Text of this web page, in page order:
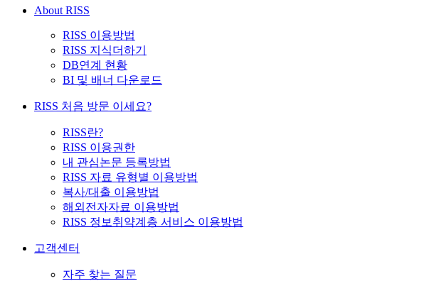
About RISS
RISS 이용방법
RISS 지식더하기
DB연계 현황
BI 및 배너 다운로드
RISS 처음 방문 이세요?
RISS란?
RISS 이용권한
내 관심논문 등록방법
RISS 자료 유형별 이용방법
복사/대출 이용방법
해외전자자료 이용방법
RISS 정보취약계층 서비스 이용방법
고객센터
자주 찾는 질문